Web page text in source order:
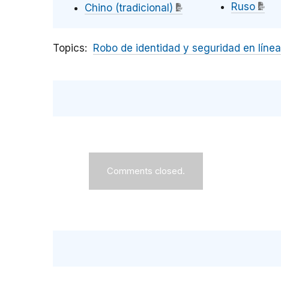
Chino (tradicional) Ruso
Topics Robo de identidad y seguridad en línea
Comments closed.